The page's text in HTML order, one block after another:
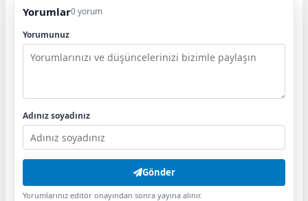
Yorumlar0 yorum
Yorumunuz
Adınız soyadınız
Gönder
Yorumlarınız editör onayından sonra yayına alınır.